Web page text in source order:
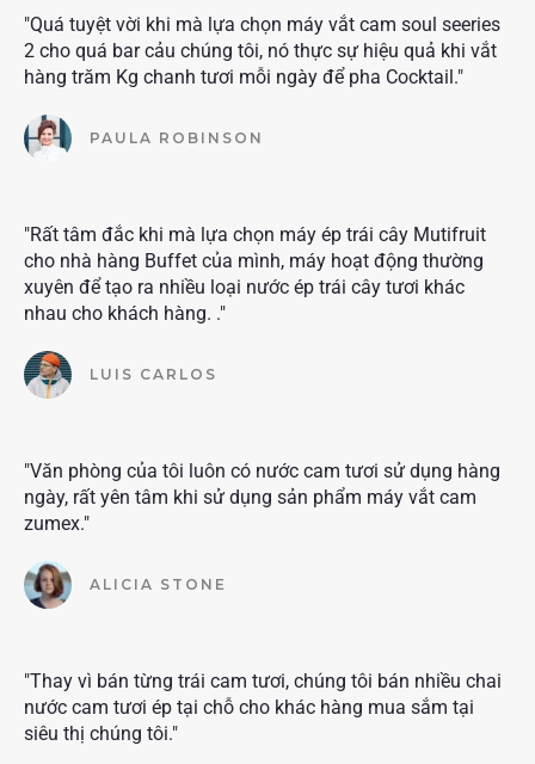
"Quá tuyệt vời khi mà lựa chọn máy vắt cam soul seeries
2 cho quá bar cảu chúng tôi, nó thực sự hiệu quả khi vắt
hàng trăm Kg chanh tươi mỗi ngày để pha Cocktail."
PAULA ROBINSON
"Rất tâm đắc khi mà lựa chọn máy ép trái cây Mutifruit
cho nhà hàng Buffet của mình, máy hoạt động thường
xuyên để tạo ra nhiều loại nước ép trái cây tươi khác
nhau cho khách hàng. ."
LUIS CARLOS
"Văn phòng của tôi luôn có nước cam tươi sử dụng hàng
ngày, rất yên tâm khi sử dụng sản phẩm máy vắt cam
zumex."
ALICIA STONE
"Thay vì bán từng trái cam tươi, chúng tôi bán nhiều chai
nước cam tươi ép tại chỗ cho khác hàng mua sắm tại
siêu thị chúng tôi."